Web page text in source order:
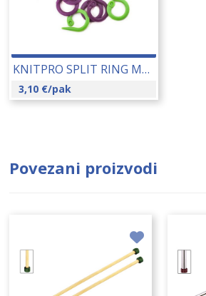
KNITPRO SPLIT RING MARKERI (10804) 16084
3,10 €/pak
Povezani proizvodi